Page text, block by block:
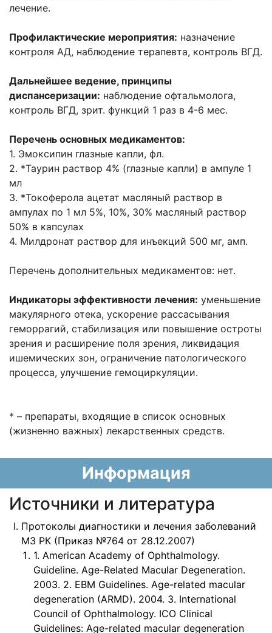
лечение.
Профилактические мероприятия: назначение
контроля АД, наблюдение терапевта, контроль ВГД.
Дальнейшее ведение, принципы
диспансеризации: наблюдение офтальмолога,
контроль ВГД, зрит. функций 1 раз в 4-6 мес.
Перечень основных медикаментов:
1. Эмоксипин глазные капли, фл.
2. *Таурин раствор 4% (глазные капли) в ампуле 1
мл
3. *Токоферола ацетат масляный раствор в
ампулах по 1 мл 5%, 10%, 30% масляный раствор
50% в капсулах
4. Милдронат раствор для инъекций 500 мг, амп.
Перечень дополнительных медикаментов: нет.
Индикаторы эффективности лечения: уменьшение
макулярного отека, ускорение рассасывания
геморрагий, стабилизация или повышение остроты
зрения и расширение поля зрения, ликвидация
ишемических зон, ограничение патологического
процесса, улучшение гемоциркуляции.
* – препараты, входящие в список основных
(жизненно важных) лекарственных средств.
Информация
Источники и литература
Протоколы диагностики и лечения заболеваний
МЗ РК (Приказ №764 от 28.12.2007)
1. American Academy of Ophthalmology.
Guideline. Age-Related Macular Degeneration.
2003. 2. EBM Guidelines. Age-related macular
degeneration (ARMD). 2004. 3. International
Council of Ophthalmology. ICO Clinical
Guidelines: Age-related macular degeneration